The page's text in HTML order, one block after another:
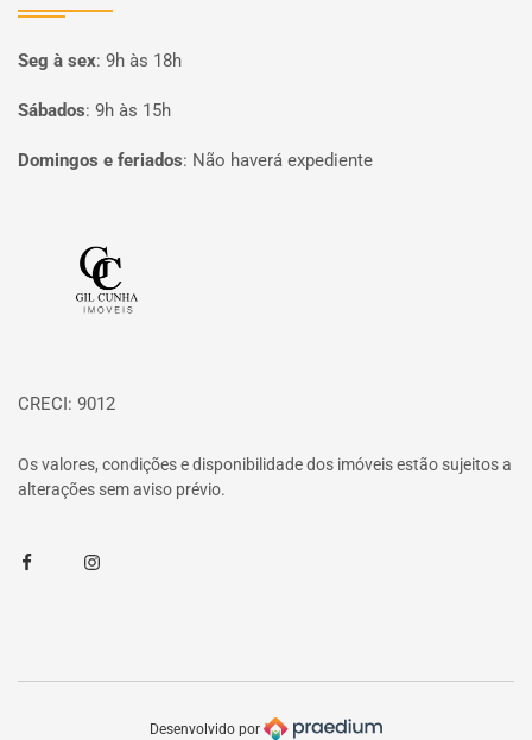
Seg à sex: 9h às 18h
Sábados: 9h às 15h
Domingos e feriados: Não haverá expediente
CRECI: 9012
Os valores, condições e disponibilidade dos imóveis estão sujeitos a
alterações sem aviso prévio.
FacebookInstagram
Desenvolvido por